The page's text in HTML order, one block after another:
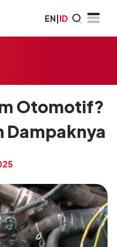
EN|ID
Otomotif?
Dampaknya